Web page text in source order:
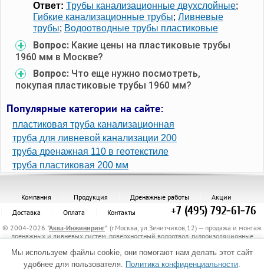
Ответ: Трубы канализационные двухслойные;
Гибкие канализационные трубы; Ливневые
трубы; Водоотводные трубы пластиковые
Вопрос: Какие цены на пластиковые трубы
1960 мм в Москве?
Вопрос: Что еще нужно посмотреть,
покупая пластиковые трубы 1960 мм?
Популярные категории на сайте:
пластиковая труба канализационная
труба для ливневой канализации 200
труба дренажная 110 в геотекстиле
труба пластиковая 200 мм
Компания Продукция Дренажные работы
Акции
Доставка
Оплата Контакты +7 (495) 792-61-76
© 2004-2026 "Аква-Инжиниринг" (г.Москва, ул.Зенитчиков,12) — продажа и монтаж
дренажных и ливневых систем, поверхностный водоотвод, гидроизоляционные
для укрепления грунта, электрообогрев трубопроводов.
Политика обработки персональных данных
Мы используем файлы cookie, они помогают нам делать этот сайт
удобнее для пользователя. Политика конфиденциальности.